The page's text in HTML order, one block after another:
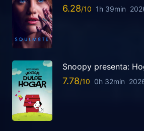
6.28 1h 39min
Snoopy presenta:
7.78 0h 32min